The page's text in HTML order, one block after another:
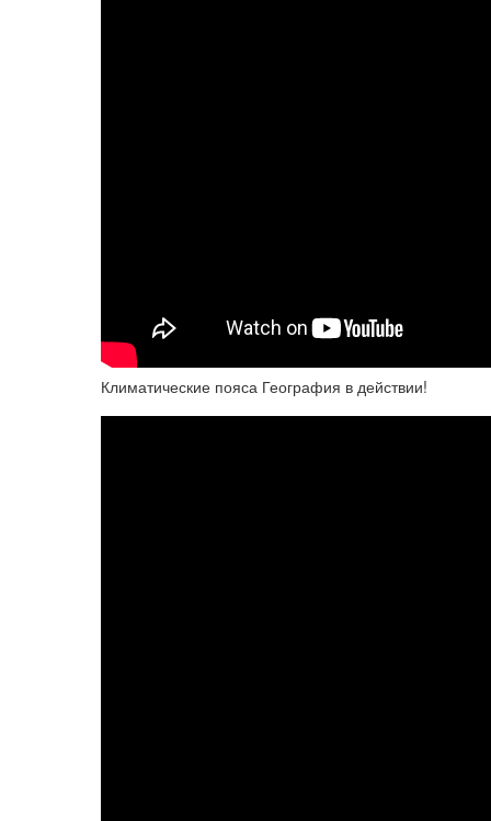
Климатические пояса География в действии!